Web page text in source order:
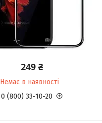
249 ₴
Немає в наявності
0 (800) 33-10-20